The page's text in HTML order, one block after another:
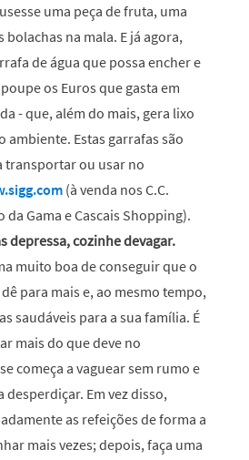
uma peça de fruta, uma
bolachas na mala. E já agora,
de água que possa encher e
os Euros que gasta em
- que, além do mais, gera lixo
ambiente. Estas garrafas são
transportar ou usar no
(à venda nos C.C.
da Gama e Cascais Shopping).
depressa, cozinhe devagar.
muito boa de conseguir que o
para mais e, ao mesmo tempo,
saudáveis para a sua família. É
mais do que deve no
começa a vaguear sem rumo e
desperdiçar. Em vez disso,
as refeições de forma a
mais vezes; depois, faça uma